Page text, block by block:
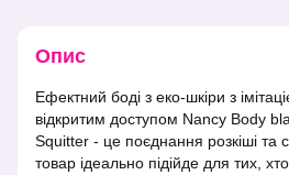
Опис
Ефектний боді з еко-шкіри з
відкритим доступом Nancy Body
Squitter - це поєднання розкіші та
товар ідеально підійде для тих,